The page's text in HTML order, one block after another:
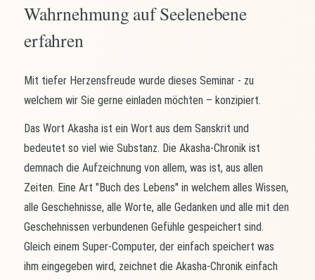
Wahrnehmung auf Seelenebene
erfahren
Mit tiefer Herzensfreude wurde dieses Seminar - zu
welchem wir Sie gerne einladen möchten – konzipiert.
Das Wort Akasha ist ein Wort aus dem Sanskrit und
bedeutet so viel wie Substanz. Die Akasha-Chronik ist
demnach die Aufzeichnung von allem, was ist, aus allen
Zeiten. Eine Art "Buch des Lebens" in welchem alles Wissen,
alle Geschehnisse, alle Worte, alle Gedanken und alle mit den
Geschehnissen verbundenen Gefühle gespeichert sind.
Gleich einem Super-Computer, der einfach speichert was
ihm eingegeben wird, zeichnet die Akasha-Chronik einfach